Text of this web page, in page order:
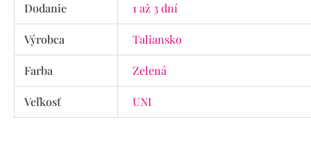
Dodanie 1 až 3 dní
Výrobca Taliansko
Farba Zelená
Veľkosť UNI